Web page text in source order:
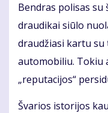
Bendras polisas su
draudikai siūlo
draudžiasi kartu
automobiliu. Tokiu
„reputacijos“
Švarios istorijos